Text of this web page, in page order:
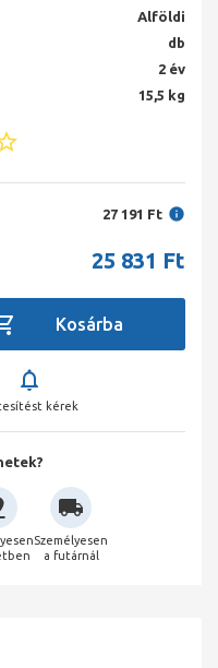
Alföldi
db
2 év
15,5 kg
27 191 Ft
25 831 Ft
kérek
Személyesen
a futárnál